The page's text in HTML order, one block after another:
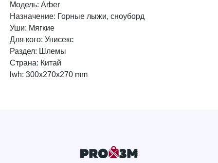
Модель: Arber
Назначение: Горные лыжи, сноуборд
Уши: Мягкие
Для кого: Унисекс
Раздел: Шлемы
Страна: Китай
lwh: 300x270x270 mm